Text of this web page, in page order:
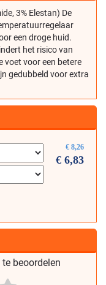
3% Elestan) De
een droge huid.
het risico van
voet voor een betere
gedubbeld voor extra
€ 8,26
€ 6,83
beoordelen